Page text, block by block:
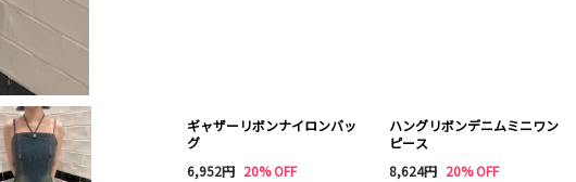
ギャザーリボンナイロンバッ
グ
6,952円 20% OFF
ハングリボンデニムミニワン
ピース
8,624円 20% OFF